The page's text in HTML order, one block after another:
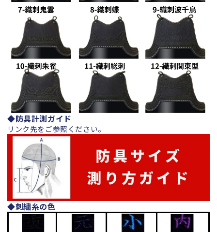
◆防具計測ガイド
リンク先をご参照ください。
◆刺繍糸の色